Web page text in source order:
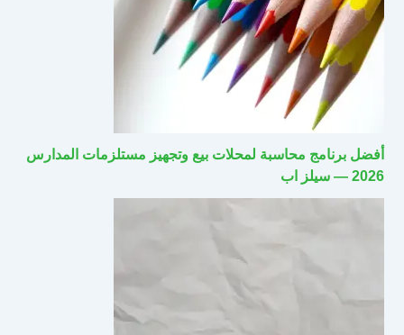
أفضل برنامج محاسبة لمحلات بيع وتجهيز مستلزمات المدارس
2026 — سيلز اب